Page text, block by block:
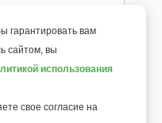
6+
гарантировать вам
сайтом, вы
использования
свое согласие на